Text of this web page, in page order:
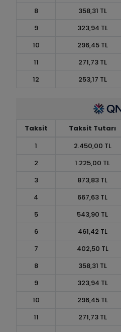
8
358,31 TL
9
323,94 TL
10
296,45 TL
11
271,73 TL
12
253,17 TL
Taksit Taksit Tutarı
1
2.450,00 TL
2
1.225,00 TL
3
873,83 TL
4
667,63 TL
5
543,90 TL
6
461,42 TL
7
402,50 TL
8
358,31 TL
9
323,94 TL
10
296,45 TL
11
271,73 TL